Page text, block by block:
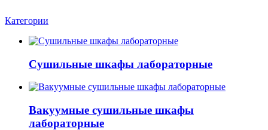
Категории
Сушильные шкафы лабораторные
Вакуумные сушильные шкафы
лабораторные